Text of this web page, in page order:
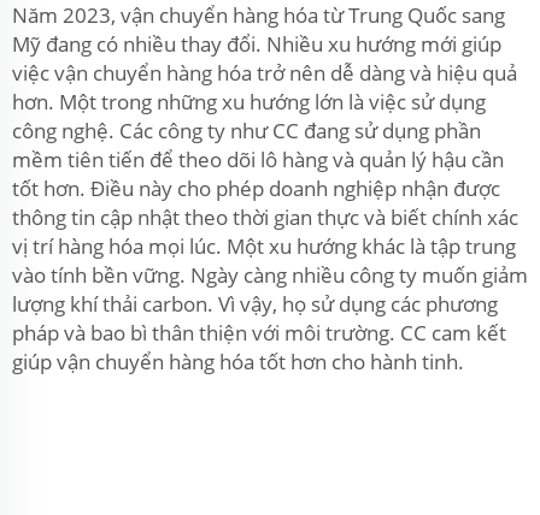
Năm 2023, vận chuyển hàng hóa từ Trung Quốc sang
Mỹ đang có nhiều thay đổi. Nhiều xu hướng mới giúp
việc vận chuyển hàng hóa trở nên dễ dàng và hiệu quả
hơn. Một trong những xu hướng lớn là việc sử dụng
công nghệ. Các công ty như CC đang sử dụng phần
mềm tiên tiến để theo dõi lô hàng và quản lý hậu cần
tốt hơn. Điều này cho phép doanh nghiệp nhận được
thông tin cập nhật theo thời gian thực và biết chính xác
vị trí hàng hóa mọi lúc. Một xu hướng khác là tập trung
vào tính bền vững. Ngày càng nhiều công ty muốn giảm
lượng khí thải carbon. Vì vậy, họ sử dụng các phương
pháp và bao bì thân thiện với môi trường. CC cam kết
giúp vận chuyển hàng hóa tốt hơn cho hành tinh.